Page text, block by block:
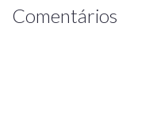
Comentários